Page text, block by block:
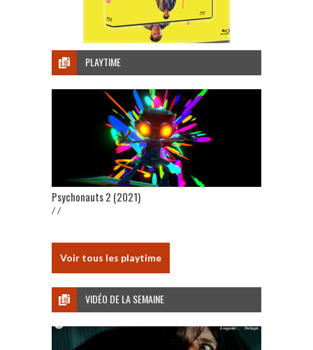
PLAYTIME
Psychonauts 2 (2021)
/ /
Voir tous les playtime
VIDÉO DE LA SEMAINE